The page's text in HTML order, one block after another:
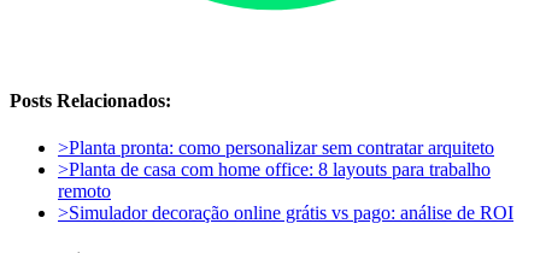
Posts Relacionados:
>Planta pronta: como personalizar sem contratar arquiteto
>Planta de casa com home office: 8 layouts para trabalho
remoto
>Simulador decoração online grátis vs pago: análise de ROI